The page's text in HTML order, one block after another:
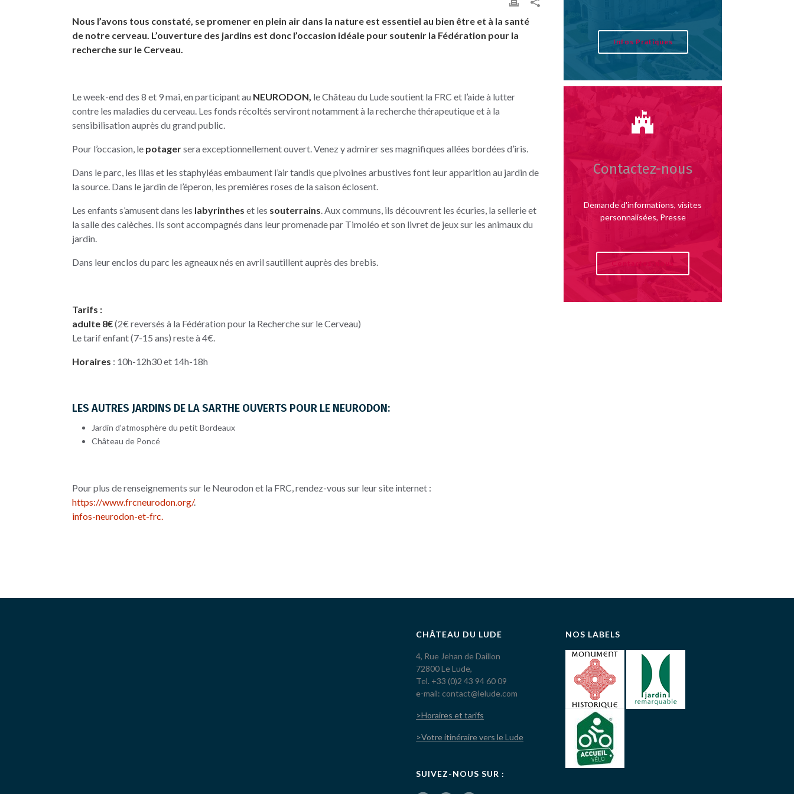
Nous l’avons tous constaté, se promener en plein air dans la nature est essentiel au bien être et à la santé
de notre cerveau. L’ouverture des jardins est donc l’occasion idéale pour soutenir la Fédération pour la
recherche sur le Cerveau.
Le week-end des 8 et 9 mai, en participant au NEURODON, le Château du Lude soutient la FRC et l’aide à lutter
contre les maladies du cerveau. Les fonds récoltés serviront notamment à la recherche thérapeutique et à la
sensibilisation auprès du grand public.
Pour l’occasion, le potagersera exceptionnellement ouvert. Venez y admirer ses magnifiques allées bordées d’iris.
Dans le parc, les lilas et les staphyléas embaument l’air tandis que pivoines arbustives font leur apparition au jardin de
la source. Dans le jardin de l’éperon, les premières roses de la saison éclosent.
Les enfants s’amusent dans les labyrinthes et les souterrains . Aux communs, ils découvrent les écuries, la sellerie et
la salle des calèches. Ils sont accompagnés dans leur promenade par Timoléo et son livret de jeux sur les animaux du
jardin.
Dans leur enclos du parc les agneaux nés en avril sautillent auprès des brebis.
Tarifs :
adulte 8€(2€ reversés à la Fédération pour la Recherche sur le Cerveau)
Le tarif enfant (7-15 ans) reste à 4€.
Horaires : 10h-12h30 et 14h-18h
LES AUTRES JARDINS DE LA SARTHE OUVERTS POUR LE NEURODON:
Jardin d’atmosphère du petit Bordeaux
Château de Poncé
Pour plus de renseignements sur le Neurodon et la FRC, rendez-vous sur leur site internet :
https://www.frcneurodon.org/.
infos-neurodon-et-frc.
Infos Pratiques
Contactez-nous
Demande d'informations, visites
personnalisées, Presse
Contactez-nous
CHÂTEAU DU LUDE
4, Rue Jehan de Daillon
72800 Le Lude,
Tel. +33 (0)2 43 94 60 09
e-mail: contact@lelude.com
>Horaires et tarifs
>Votre itinéraire vers le Lude
SUIVEZ-NOUS SUR :
NOS LABELS